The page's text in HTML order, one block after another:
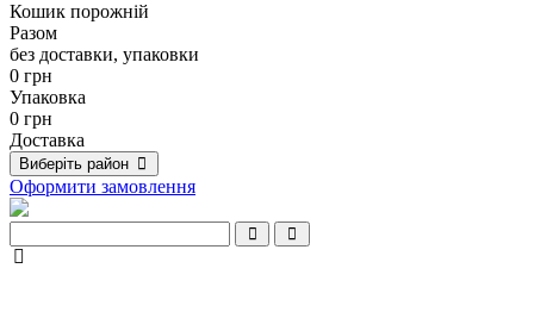
Кошик порожній
Разом
без доставки, упаковки
0 грн
Упаковка
0 грн
Доставка
Виберіть район
Оформити замовлення